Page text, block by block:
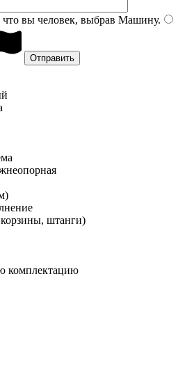
вы человек, выбрав Машину.
штанги)
комплектацию